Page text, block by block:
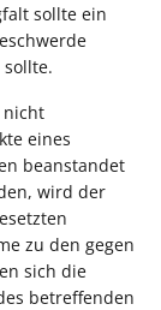
sollte ein
nicht
eines
beanstandet
wird der
zu den gegen
sich die
betreffenden